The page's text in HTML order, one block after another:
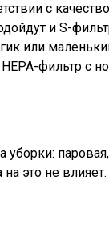
с
и S-
или
фильтр с
уборки:
это не влияет.